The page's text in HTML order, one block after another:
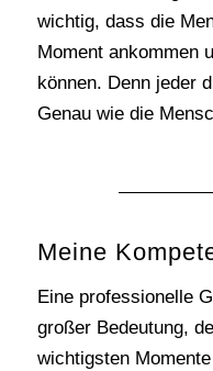
wichtig, dass die
Moment ankommen
können. Denn jeder
Genau wie die
Meine
Eine professionelle
großer Bedeutung,
wichtigsten